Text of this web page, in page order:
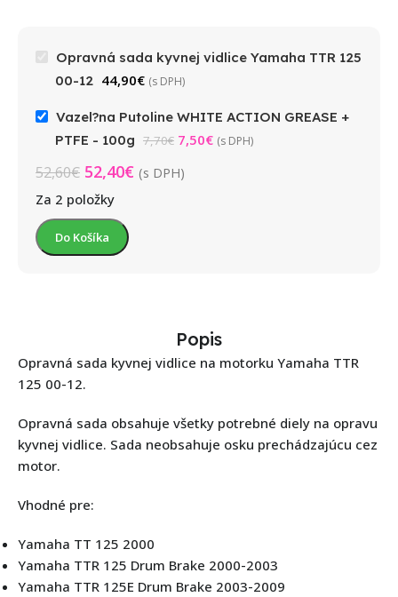
Opravná sada kyvnej vidlice Yamaha TTR 125
00-12 44,90€ (s DPH)
Vazel?na Putoline WHITE ACTION GREASE +
PTFE - 100g 7,70€ 7,50€ (s DPH)
52,60€ 52,40€ (s DPH)
Za 2 položky
Do Košíka
Popis
Opravná sada kyvnej vidlice na motorku Yamaha TTR
125 00-12.
Opravná sada obsahuje všetky potrebné diely na opravu
kyvnej vidlice. Sada neobsahuje osku prechádzajúcu cez
motor.
Vhodné pre:
Yamaha TT 125 2000
Yamaha TTR 125 Drum Brake 2000-2003
Yamaha TTR 125E Drum Brake 2003-2009